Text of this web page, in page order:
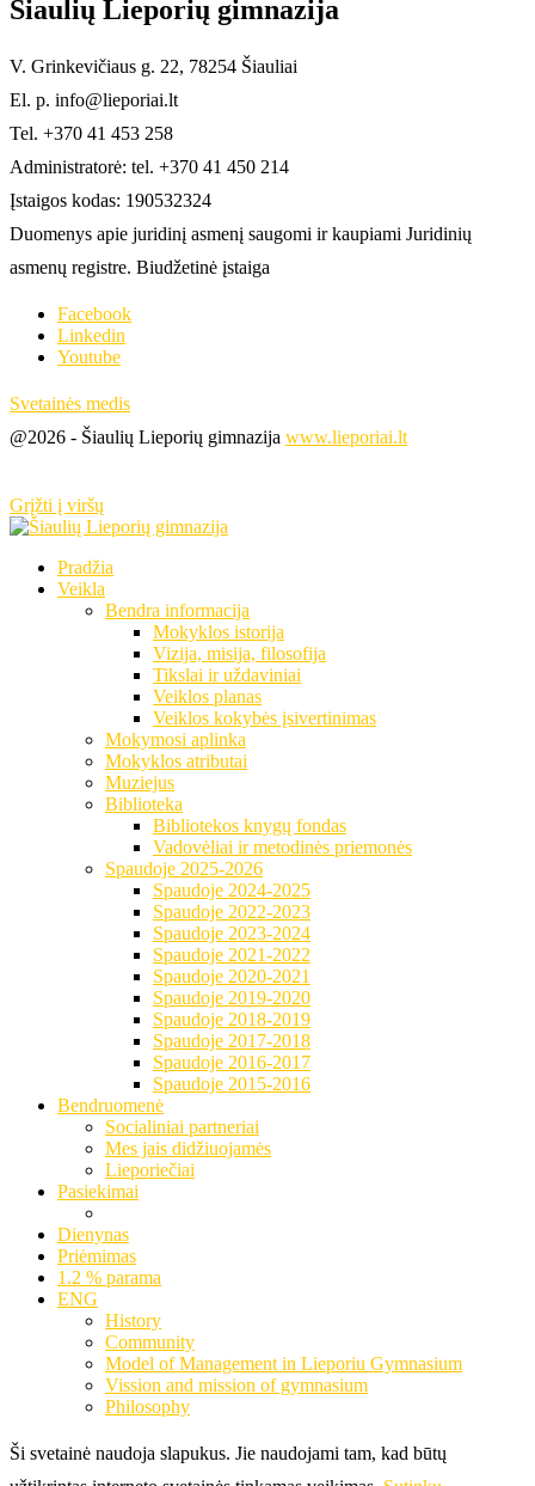
Šiaulių Lieporių gimnazija
V. Grinkevičiaus g. 22, 78254 Šiauliai
El. p. info@lieporiai.lt
Tel. +370 41 453 258
Administratorė: tel. +370 41 450 214
Įstaigos kodas: 190532324
Duomenys apie juridinį asmenį saugomi ir kaupiami Juridinių
asmenų registre. Biudžetinė įstaiga
Facebook
Linkedin
Youtube
Svetainės medis
@2026 - Šiaulių Lieporių gimnazija www.lieporiai.lt
Grįžti į viršų
Pradžia
Veikla
Bendra informacija
Mokyklos istorija
Vizija, misija, filosofija
Tikslai ir uždaviniai
Veiklos planas
Veiklos kokybės įsivertinimas
Mokymosi aplinka
Mokyklos atributai
Muziejus
Biblioteka
Bibliotekos knygų fondas
Vadovėliai ir metodinės priemonės
Spaudoje 2025-2026
Spaudoje 2024-2025
Spaudoje 2022-2023
Spaudoje 2023-2024
Spaudoje 2021-2022
Spaudoje 2020-2021
Spaudoje 2019-2020
Spaudoje 2018-2019
Spaudoje 2017-2018
Spaudoje 2016-2017
Spaudoje 2015-2016
Bendruomenė
Socialiniai partneriai
Mes jais didžiuojamės
Lieporiečiai
Pasiekimai
Dienynas
Priėmimas
1.2 % parama
ENG
History
Community
Model of Management in Lieporiu Gymnasium
Vission and mission of gymnasium
Philosophy
Ši svetainė naudoja slapukus. Jie naudojami tam, kad būtų